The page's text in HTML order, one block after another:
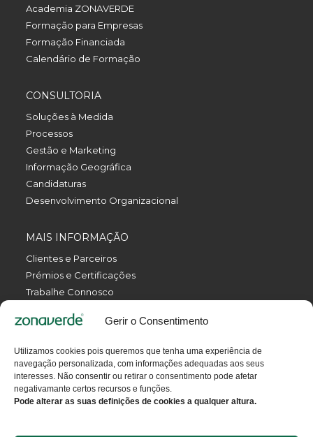
Gerir o Consentimento
Utilizamos cookies pois queremos que tenha uma experiência de
navegação personalizada, com informações adequadas aos seus
interesses. Não consentir ou retirar o consentimento pode afetar
negativamante certos recursos e funções.
Pode alterar as suas definições de cookies a qualquer altura.
Academia ZONAVERDE
Formação para Empresas
Formação Financiada
Calendário de Formação
CONSULTORIA
Soluções à Medida
Processos
Gestão e Marketing
Informação Geográfica
Candidaturas
Desenvolvimento Organizacional
MAIS INFORMAÇÃO
Clientes e Parceiros
Prémios e Certificações
Trabalhe Connosco
Política da Qualidade
Termos e Condições
Contactos